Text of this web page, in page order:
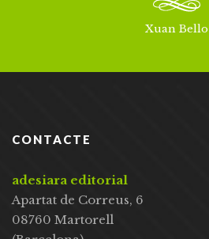
Xuan Bello
CONTACTE
adesiara editorial
Apartat de Correus, 6
08760 Martorell